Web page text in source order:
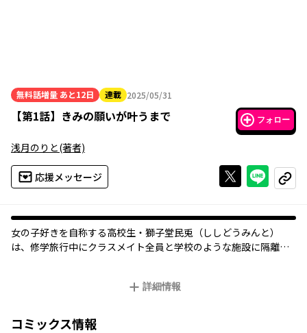
無料話増量 あと12日 連載 2025/05/31
2025年05月31日
【第1話】 きみの願いが叶うまで フォロー
浅月のりと(著者)
応援メッセージ Xで投稿する
ライン
コピー
女の子好きを自称する高校生・獅子堂民兎（ししどうみんと）
は、修学旅行中にクラスメイト全員と学校のような施設に隔離さ
詳細情報
コミックス情報